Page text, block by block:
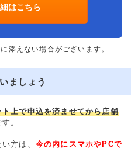
はこちら
添えない場合がございます。
ましょう
ト上で申込を済ませてから店舗
。
方は、 今の内にスマホやPCで